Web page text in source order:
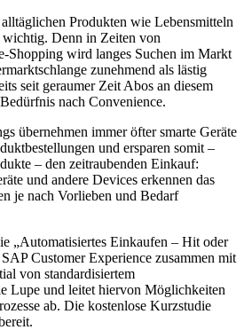
Produkten wie Lebensmitteln
Denn in Zeiten von
Shopping wird langes Suchen im Markt
zunehmend als lästig
seit geraumer Zeit Abos an diesem
nach Convenience.
übernehmen immer öfter smarte Geräte
und ersparen somit –
– den zeitraubenden Einkauf:
und andere Devices erkennen das
je nach Vorlieben und Bedarf
„Automatisiertes Einkaufen – Hit oder
Customer Experience zusammen mit
von standardisiertem
Lupe und leitet hiervon Möglichkeiten
ab. Die kostenlose Kurzstudie